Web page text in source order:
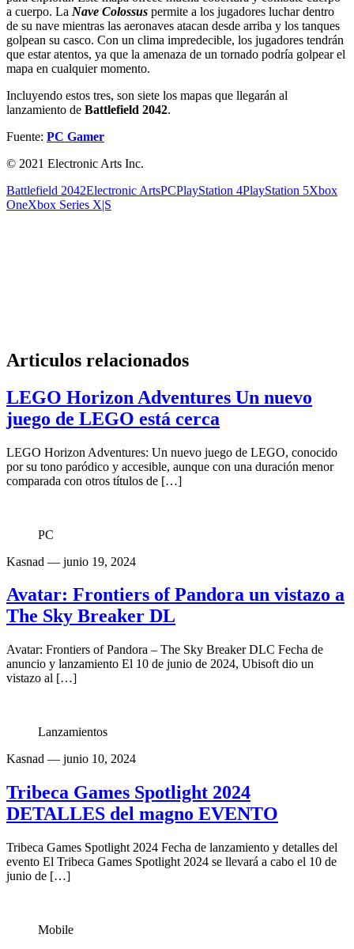
a cuerpo. La Nave Colossus permite a los jugadores luchar dentro
de su nave mientras las aeronaves atacan desde arriba y los tanques
golpean su casco. Con un clima impredecible, los jugadores tendrán
que estar atentos, ya que la amenaza de un tornado podría golpear el
mapa en cualquier momento.
Incluyendo estos tres, son siete los mapas que llegarán al
lanzamiento de Battlefield 2042.
Fuente: PC Gamer
© 2021 Electronic Arts Inc.
Battlefield 2042Electronic ArtsPCPlayStation 4PlayStation 5Xbox
OneXbox Series X|S
Articulos relacionados
LEGO Horizon Adventures Un nuevo
juego de LEGO está cerca
LEGO Horizon Adventures: Un nuevo juego de LEGO, conocido
por su tono paródico y accesible, aunque con una duración menor
comparada con otros títulos de […]
PC
Kasnad — junio 19, 2024
Avatar: Frontiers of Pandora un vistazo a
The Sky Breaker DL
Avatar: Frontiers of Pandora – The Sky Breaker DLC Fecha de
anuncio y lanzamiento El 10 de junio de 2024, Ubisoft dio un
vistazo al […]
Lanzamientos
Kasnad — junio 10, 2024
Tribeca Games Spotlight 2024
DETALLES del magno EVENTO
Tribeca Games Spotlight 2024 Fecha de lanzamiento y detalles del
evento El Tribeca Games Spotlight 2024 se llevará a cabo el 10 de
junio de […]
Mobile